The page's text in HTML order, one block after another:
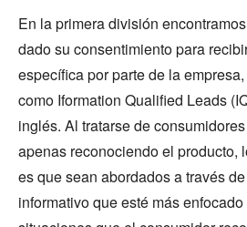
En la primera división
dado su consentimiento para
específica por parte de la
como Iformation Qualified Leads
inglés. Al tratarse de
apenas reconociendo el producto,
es que sean abordados a través
informativo que esté más